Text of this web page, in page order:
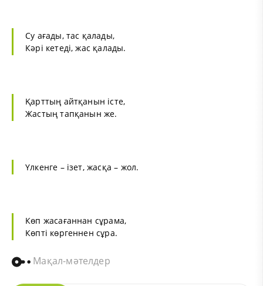
Су ағады, тас қалады,
Кәрі кетеді, жас қалады.
Қарттың айтқанын істе,
Жастың тапқанын же.
Үлкенге – ізет, жасқа – жол.
Көп жасағаннан сұрама,
Көпті көргеннен сұра.
Мақал-мәтелдер